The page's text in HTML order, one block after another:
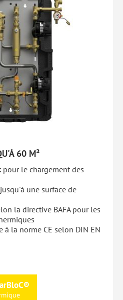
60 M²
pour le chargement des
jusqu'à une surface de
la directive BAFA pour les
à la norme CE selon DIN EN